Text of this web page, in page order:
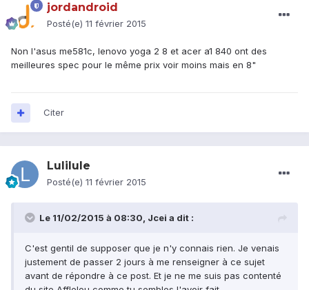
jordandroid
Posté(e) 11 février 2015
Non l'asus me581c, lenovo yoga 2 8 et acer a1 840 ont des
meilleures spec pour le même prix voir moins mais en 8"
Citer
Lulilule
Posté(e) 11 février 2015
Le 11/02/2015 à 08:30, Jcei a dit :
C'est gentil de supposer que je n'y connais rien. Je venais
justement de passer 2 jours à me renseigner à ce sujet
avant de répondre à ce post. Et je ne me suis pas contenté